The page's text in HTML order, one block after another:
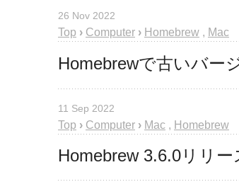
26 Nov 2022
Top › Computer › Homebrew , Mac
Homebrewで古いバー
11 Sep 2022
Top › Computer › Mac , Homebrew
Homebrew 3.6.0リリー